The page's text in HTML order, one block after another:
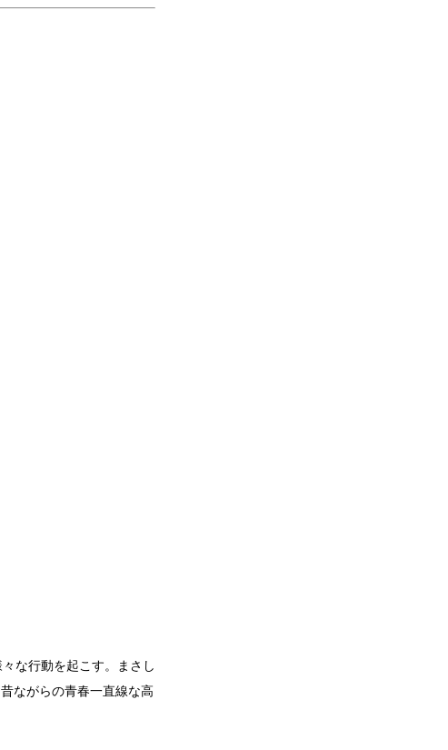
な行動を起こす。まさし
ながらの青春一直線な高